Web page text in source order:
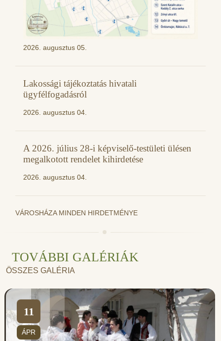
2026. augusztus 05.
Lakossági tájékoztatás hivatali
ügyfélfogadásról
2026. augusztus 04.
A 2026. július 28-i képviselő-testületi ülésen
megalkotott rendelet kihirdetése
2026. augusztus 04.
VÁROSHÁZA MINDEN HIRDETMÉNYE
TOVÁBBI GALÉRIÁK
ÖSSZES GALÉRIA
11
ÁPR